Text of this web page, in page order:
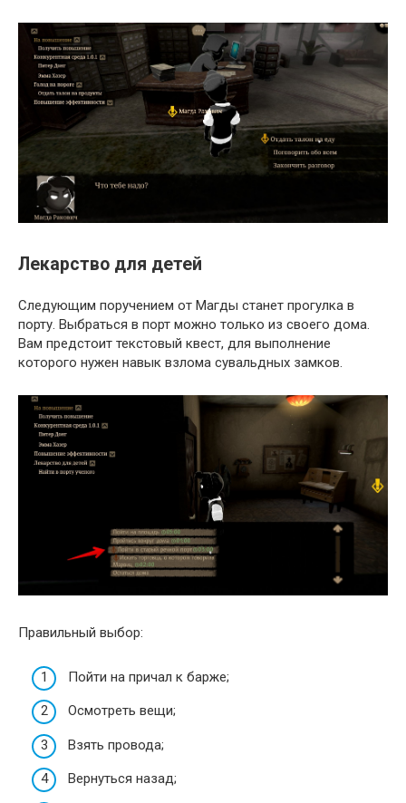
Лекарство для детей
Следующим поручением от Магды станет прогулка в
порту. Выбраться в порт можно только из своего дома.
Вам предстоит текстовый квест, для выполнение
которого нужен навык взлома сувальдных замков.
Правильный выбор:
Пойти на причал к барже;
Осмотреть вещи;
Взять провода;
Вернуться назад;